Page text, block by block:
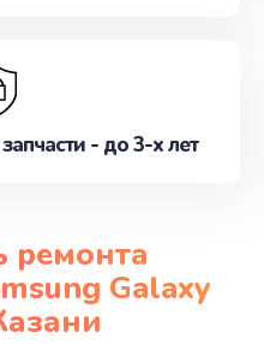
- до 3-х лет
ремонта
Galaxy